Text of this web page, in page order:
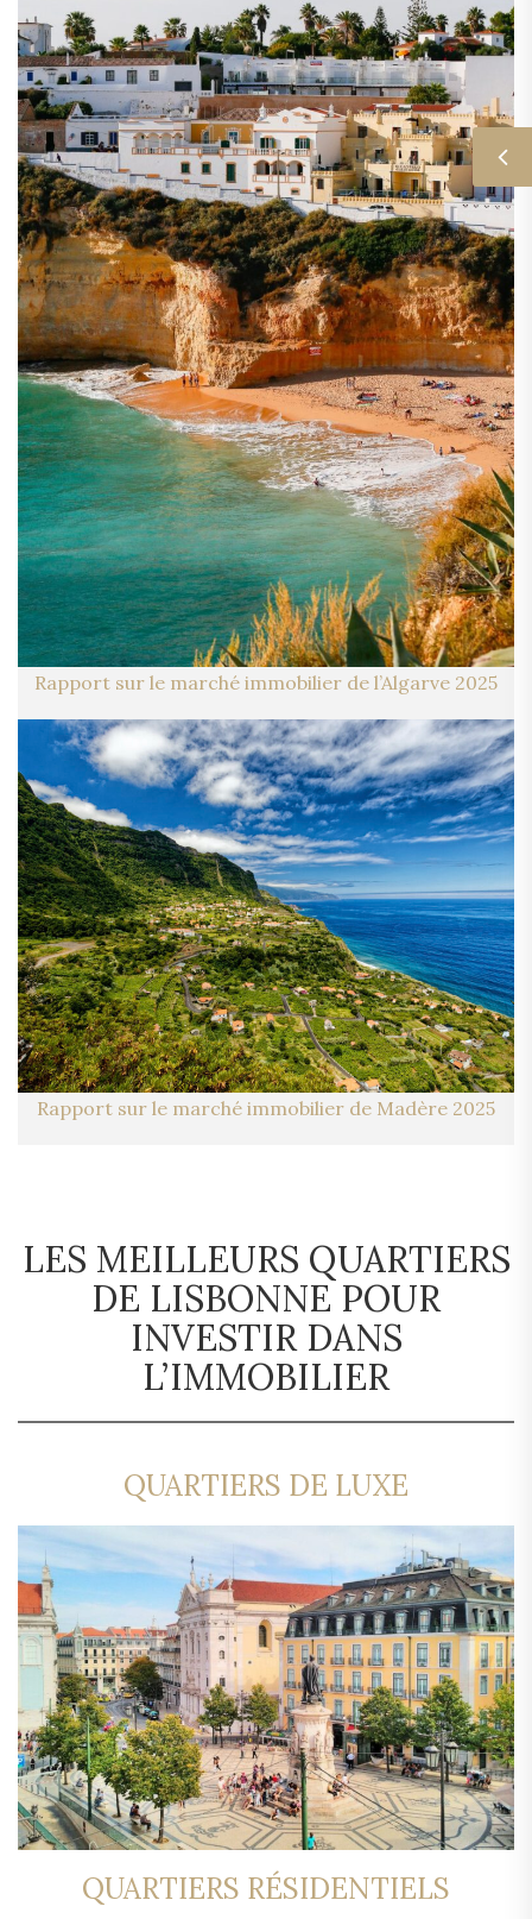
Rapport sur le marché immobilier de l’Algarve 2025
Rapport sur le marché immobilier de Madère 2025
LES MEILLEURS QUARTIERS
DE LISBONNE POUR
INVESTIR DANS
L’IMMOBILIER
QUARTIERS DE LUXE
QUARTIERS RÉSIDENTIELS